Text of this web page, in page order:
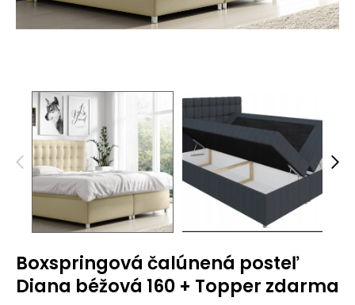
Boxspringová čalúnená posteľ
Diana béžová 160 + Topper zdarma